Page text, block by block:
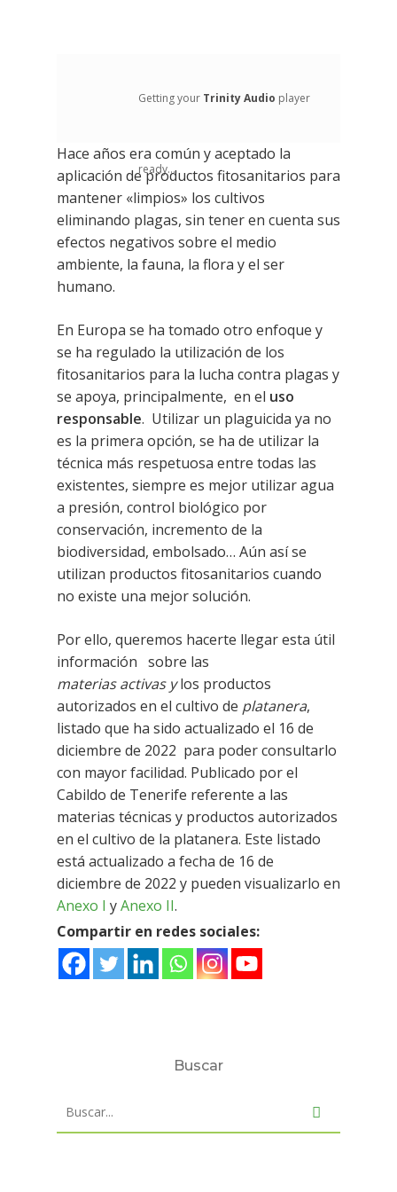
Getting your Trinity Audio player
ready...
Hace años era común y aceptado la
aplicación de productos fitosanitarios para
mantener «limpios» los cultivos
eliminando plagas, sin tener en cuenta sus
efectos negativos sobre el medio
ambiente, la fauna, la flora y el ser
humano.
En Europa se ha tomado otro enfoque y
se ha regulado la utilización de los
fitosanitarios para la lucha contra plagas y
se apoya, principalmente, en el uso
responsable. Utilizar un plaguicida ya no
es la primera opción, se ha de utilizar la
técnica más respetuosa entre todas las
existentes, siempre es mejor utilizar agua
a presión, control biológico por
conservación, incremento de la
biodiversidad, embolsado… Aún así se
utilizan productos fitosanitarios cuando
no existe una mejor solución.
Por ello, queremos hacerte llegar esta útil
información sobre las
materias activas ylos productos
autorizados en el cultivo de platanera,
listado que ha sido actualizado el 16 de
diciembre de 2022 para poder consultarlo
con mayor facilidad. Publicado por el
Cabildo de Tenerife referente a las
materias técnicas y productos autorizados
en el cultivo de la platanera. Este listado
está actualizado a fecha de 16 de
diciembre de 2022 y pueden visualizarlo en
Anexo I yAnexo II.
Compartir en redes sociales:
Buscar